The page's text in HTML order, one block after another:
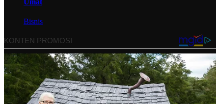
Umat
Bisnis